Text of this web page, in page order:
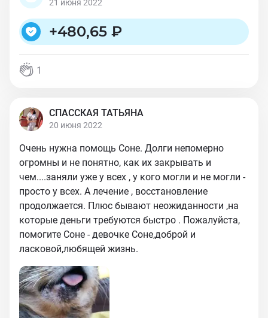
21 июня 2022
+480,65 ₽
1
СПАССКАЯ ТАТЬЯНА
20 июня 2022
Очень нужна помощь Соне. Долги непомерно
огромны и не понятно, как их закрывать и
чем....заняли уже у всех , у кого могли и не могли -
просто у всех. А лечение , восстановление
продолжается. Плюс бывают неожиданности ,на
которые деньги требуются быстро . Пожалуйста,
помогите Соне - девочке Соне,доброй и
ласковой,любящей жизнь.